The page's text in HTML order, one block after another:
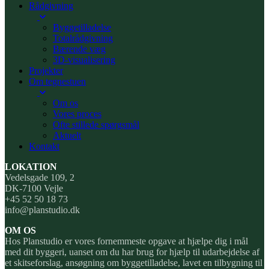
Rådgivning
Byggetilladelse
Totalrådgivning
Bærende væg
3D-visualisering
Projekter
Om tegnestuen
Om os
Vores proces
Ofte stillede spørgsmål
Aktuelt
Kontakt
LOKATION
Vedelsgade 109, 2
DK-7100 Vejle
+45 52 50 18 73
info@planstudio.dk
OM OS
Hos Planstudio er vores fornemmeste opgave at hjælpe dig i mål
med dit byggeri, uanset om du har brug for hjælp til udarbejdelse af
et skitseforslag, ansøgning om byggetilladelse, lavet en tilbygning til